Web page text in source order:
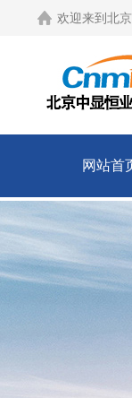
欢迎来到 北
网站首